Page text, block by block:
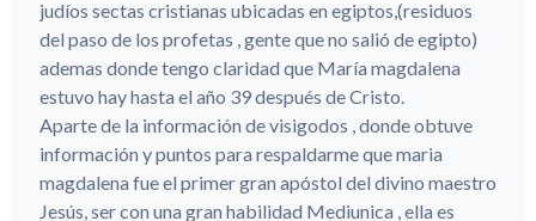
judíos sectas cristianas ubicadas en egiptos,(residuos
del paso de los profetas , gente que no salió de egipto)
ademas donde tengo claridad que María magdalena
estuvo hay hasta el año 39 después de Cristo.
Aparte de la información de visigodos , donde obtuve
información y puntos para respaldarme que maria
magdalena fue el primer gran apóstol del divino maestro
Jesús, ser con una gran habilidad Mediunica , ella es